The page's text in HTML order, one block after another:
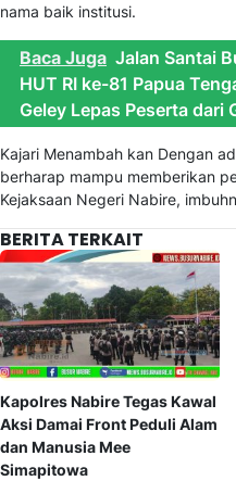
nama baik institusi.
Baca Juga Jalan Santai
HUT RI ke-81 Papua
Geley Lepas Peserta dari
Kajari Menambah kan Dengan
berharap mampu memberikan
Kejaksaan Negeri Nabire,
BERITA TERKAIT
Kapolres Nabire Tegas Kawal
Aksi Damai Front Peduli Alam
dan Manusia Mee
Simapitowa